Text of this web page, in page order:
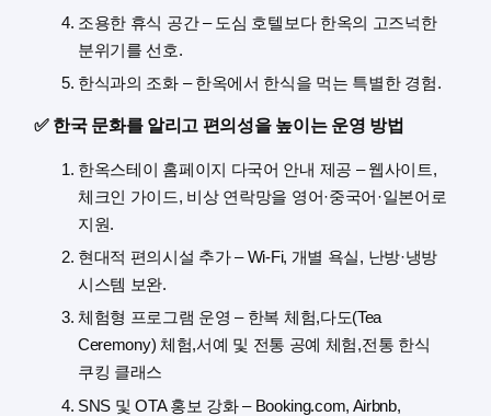
조용한 휴식 공간 – 도심 호텔보다 한옥의 고즈넉한
분위기를 선호.
한식과의 조화 – 한옥에서 한식을 먹는 특별한 경험.
✅ 한국 문화를 알리고 편의성을 높이는 운영 방법
한옥스테이 홈페이지 다국어 안내 제공 – 웹사이트,
체크인 가이드, 비상 연락망을 영어·중국어·일본어로
지원.
현대적 편의시설 추가 – Wi-Fi, 개별 욕실, 난방·냉방
시스템 보완.
체험형 프로그램 운영 – 한복 체험,다도(Tea
Ceremony) 체험,서예 및 전통 공예 체험,전통 한식
쿠킹 클래스
SNS 및 OTA 홍보 강화 – Booking.com, Airbnb,